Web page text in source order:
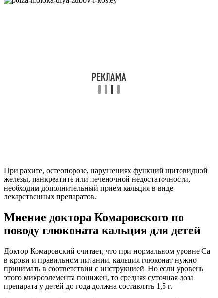
При рахите, остеопорозе, нарушениях функций щитовидной
железы, панкреатите или печеночной недостаточности,
необходим дополнительный прием кальция в виде
лекарственных препаратов.
Мнение доктора Комаровского по
поводу глюконата кальция для детей
Доктор Комаровский считает, что при нормальном уровне Са
в крови и правильном питании, кальция глюконат нужно
принимать в соответствии с инструкцией. Но если уровень
этого микроэлемента понижен, то средняя суточная доза
препарата у детей до года должна составлять 1,5 г.